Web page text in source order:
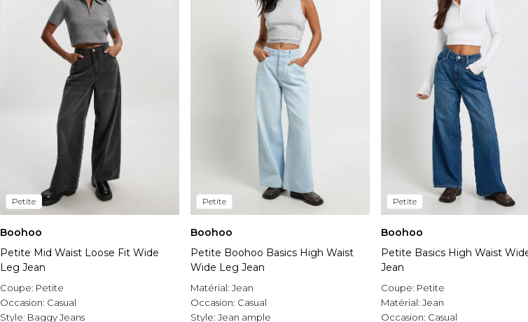
Petite
Boohoo
Petite Mid Waist Loose Fit Wide
Leg Jean
Coupe: Petite
Occasion: Casual
Style: Baggy Jeans
Petite
Boohoo
Petite Boohoo Basics High Waist
Wide Leg Jean
Matérial: Jean
Occasion: Casual
Style: Jean ample
Petite
Boohoo
Petite Basics High Waist
Jean
Coupe: Petite
Matérial: Jean
Occasion: Casual